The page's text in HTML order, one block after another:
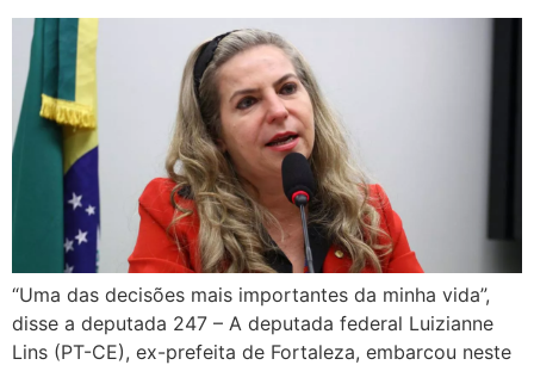
“Uma das decisões mais importantes da minha vida”,
disse a deputada 247 – A deputada federal Luizianne
Lins (PT-CE), ex-prefeita de Fortaleza, embarcou neste